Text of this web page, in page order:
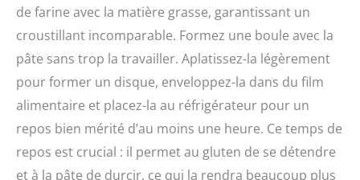
de farine avec la matière grasse, garantissant un
croustillant incomparable. Formez une boule avec la
pâte sans trop la travailler. Aplatissez-la légèrement
pour former un disque, enveloppez-la dans du film
alimentaire et placez-la au réfrigérateur pour un
repos bien mérité d’au moins une heure. Ce temps de
repos est crucial : il permet au gluten de se détendre
et à la pâte de durcir, ce qui la rendra beaucoup plus